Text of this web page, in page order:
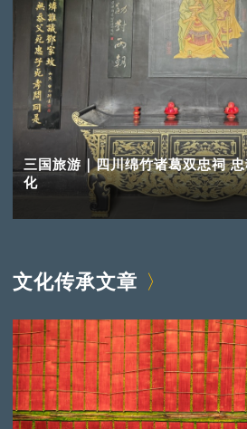
三国旅游｜四川绵竹诸葛双忠祠
化
文化传承文章